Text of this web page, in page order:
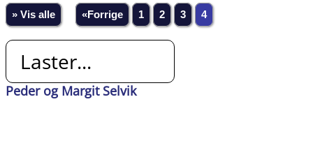
» Vis alle «Forrige 1 2 3 4
Laster...
Peder og Margit Selvik